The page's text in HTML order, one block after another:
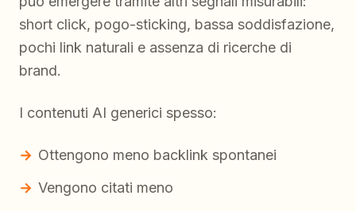
short click, pogo-sticking, bassa soddisfazione,
pochi link naturali e assenza di ricerche di
brand.
I contenuti AI generici spesso:
Ottengono meno backlink spontanei
Vengono citati meno